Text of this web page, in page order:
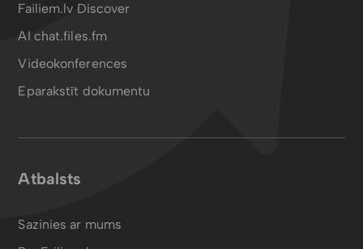
Failiem.lv Discover
AI chat.files.fm
Videokonferences
Eparakstīt dokumentu
Atbalsts
Sazinies ar mums